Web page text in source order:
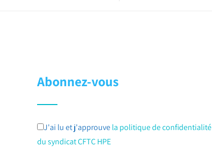
Abonnez-vous
J'ai lu et j'approuvela politique de confidentialité
du syndicat CFTC HPE